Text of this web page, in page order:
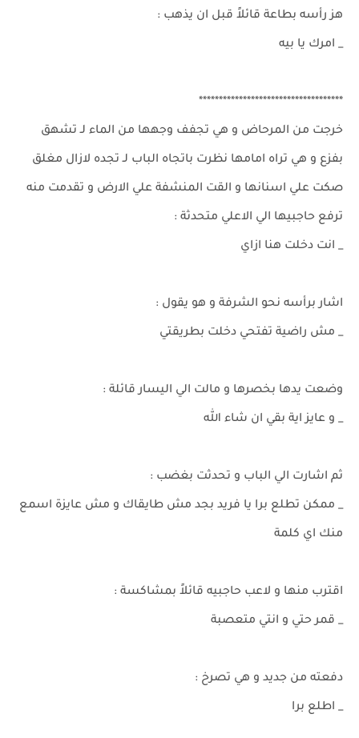
هز رأسه بطاعة قائلاً قبل ان يذهب :
_ امرك يا بيه
************************************
خرجت من المرحاض و هي تجفف وجهها من الماء لـ تشهق
بفزع و هي تراه امامها نظرت باتجاه الباب لـ تجده لازال مغلق
صكت علي اسنانها و القت المنشفة علي الارض و تقدمت منه
ترفع حاجبيها الي الاعلي متحدثة :
_ انت دخلت هنا ازاي
اشار برأسه نحو الشرفة و هو يقول :
_ مش راضية تفتحي دخلت بطريقتي
وضعت يدها بخصرها و مالت الي اليسار قائلة :
_ و عايز اية بقي ان شاء الله
ثم اشارت الي الباب و تحدثت بغضب :
_ ممكن تطلع برا يا فريد بجد مش طايقاك و مش عايزة اسمع
منك اي كلمة
اقترب منها و لاعب حاجبيه قائلاً بمشاكسة :
_ قمر حتي و انتي متعصبة
دفعته من جديد و هي تصرخ :
_ اطلع برا